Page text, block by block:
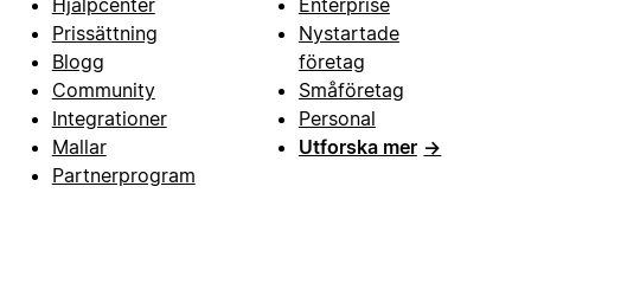
Prissättning
Blogg
Community
Integrationer
Mallar
Partnerprogram
Nystartade
företag
Småföretag
Personal
Utforska mer →